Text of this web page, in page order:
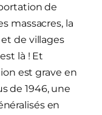
de
massacres, la
de villages
là ! Et
est grave en
de 1946, une
en